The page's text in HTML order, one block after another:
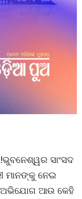
ସାଂସଦ
ମାନଙ୍କୁ ନେଇ
ଅଭିଯୋଗ ଆଉ କେହି